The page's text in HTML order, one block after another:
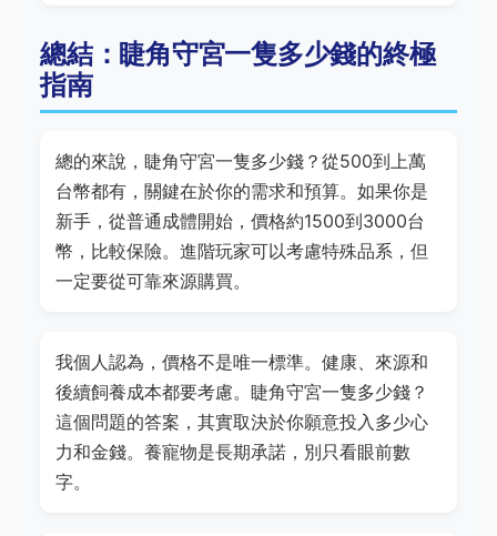
總結：睫角守宮一隻多少錢的終極
指南
總的來說，睫角守宮一隻多少錢？從500到上萬
台幣都有，關鍵在於你的需求和預算。如果你是
新手，從普通成體開始，價格約1500到3000台
幣，比較保險。進階玩家可以考慮特殊品系，但
一定要從可靠來源購買。
我個人認為，價格不是唯一標準。健康、來源和
後續飼養成本都要考慮。睫角守宮一隻多少錢？
這個問題的答案，其實取決於你願意投入多少心
力和金錢。養寵物是長期承諾，別只看眼前數
字。